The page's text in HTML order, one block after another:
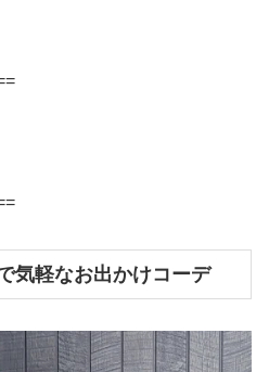
気軽なお出かけコーデ